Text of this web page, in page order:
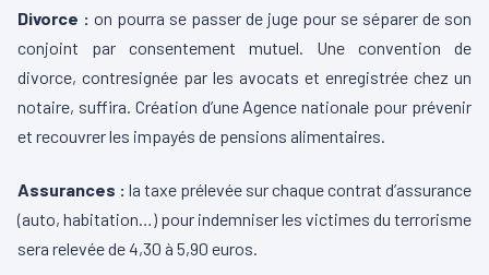
Divorce : on pourra se passer de juge pour se séparer de son
conjoint par consentement mutuel. Une convention de
divorce, contresignée par les avocats et enregistrée chez un
notaire, suffira. Création d’une Agence nationale pour prévenir
et recouvrer les impayés de pensions alimentaires.
Assurances : la taxe prélevée sur chaque contrat d’assurance
(auto, habitation…) pour indemniser les victimes du terrorisme
sera relevée de 4,30 à 5,90 euros.